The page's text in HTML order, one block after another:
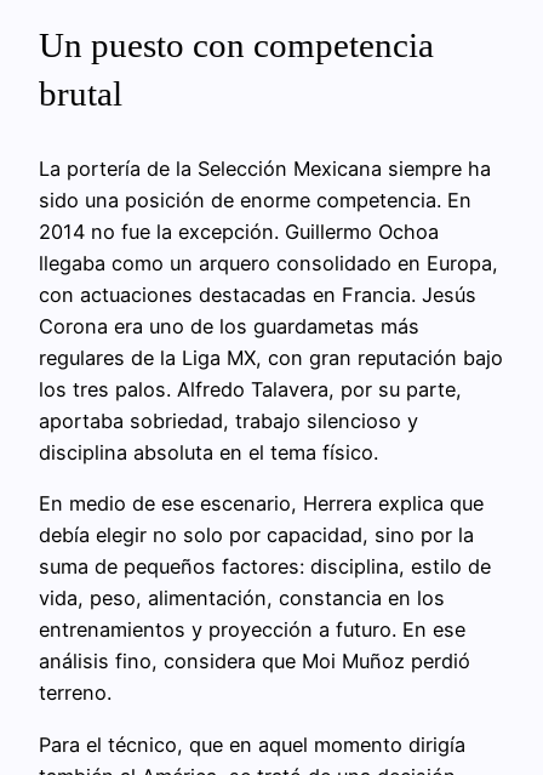
Un puesto con competencia
brutal
La portería de la Selección Mexicana siempre ha
sido una posición de enorme competencia. En
2014 no fue la excepción. Guillermo Ochoa
llegaba como un arquero consolidado en Europa,
con actuaciones destacadas en Francia. Jesús
Corona era uno de los guardametas más
regulares de la Liga MX, con gran reputación bajo
los tres palos. Alfredo Talavera, por su parte,
aportaba sobriedad, trabajo silencioso y
disciplina absoluta en el tema físico.
En medio de ese escenario, Herrera explica que
debía elegir no solo por capacidad, sino por la
suma de pequeños factores: disciplina, estilo de
vida, peso, alimentación, constancia en los
entrenamientos y proyección a futuro. En ese
análisis fino, considera que Moi Muñoz perdió
terreno.
Para el técnico, que en aquel momento dirigía